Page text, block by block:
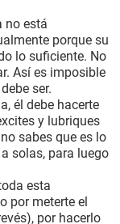
no está
porque su
lo suficiente. No
Así es imposible
ser.
él debe hacerte
y lubriques
sabes que es lo
solas, para luego
esta
por meterte el
por hacerlo